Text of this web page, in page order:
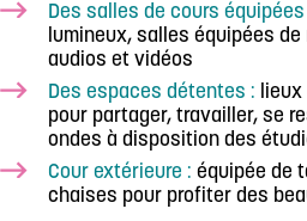
Des salles de cours équipées
lumineux, salles équipées
audios et vidéos
Des espaces détentes :
pour partager, travailler, se
ondes à disposition des
Cour extérieure : équipée de
chaises pour profiter des